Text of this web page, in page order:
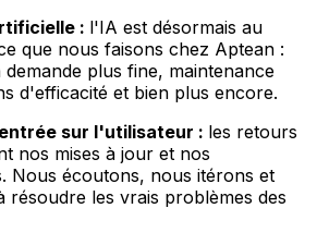
: l'IA est désormais au
que nous faisons chez Aptean :
demande plus fine, maintenance
d'efficacité et bien plus encore.
sur l'utilisateur : les retours
nos mises à jour et nos
Nous écoutons, nous itérons et
résoudre les vrais problèmes des